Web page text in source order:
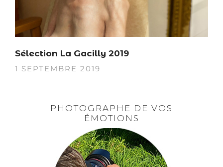
Sélection La Gacilly 2019
1 SEPTEMBRE 2019
PHOTOGRAPHE DE VOS
ÉMOTIONS